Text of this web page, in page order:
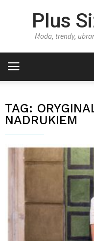
Plus
Moda, trendy,
TAG:
NADRUKIEM